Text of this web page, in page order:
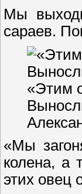
Мы
сараев.
«Этим
«Мы
колена, а
этих овец